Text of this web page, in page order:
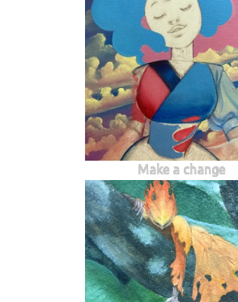
Make a change